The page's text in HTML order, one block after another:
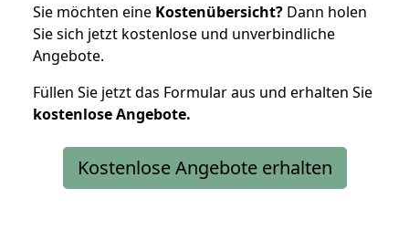
Sie möchten eine Kostenübersicht? Dann holen
Sie sich jetzt kostenlose und unverbindliche
Angebote.
Füllen Sie jetzt das Formular aus und erhalten Sie
kostenloseAngebote.
Kostenlose Angebote erhalten